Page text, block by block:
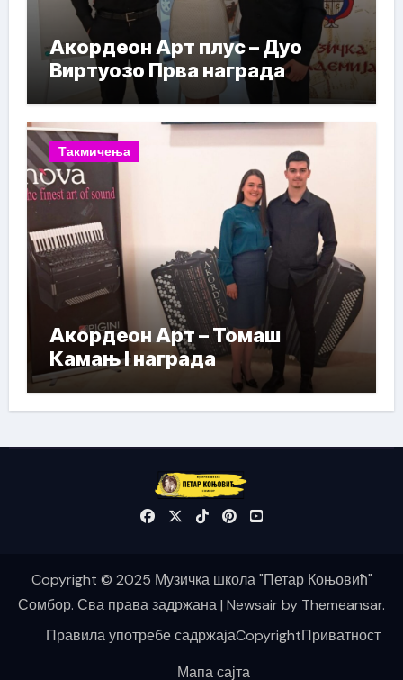
Акордеон Арт плус – Дуо
Виртуозо Прва награда
Такмичења
Акордеон Арт – Томаш
Камањ I награда
Copyright © 2025 Музичка школа "Петар Коњовић"
Сомбор. Сва права задржана| Newsairby Themeansar.
Правила употребе садржајаCopyrightПриватност
Мапа сајта